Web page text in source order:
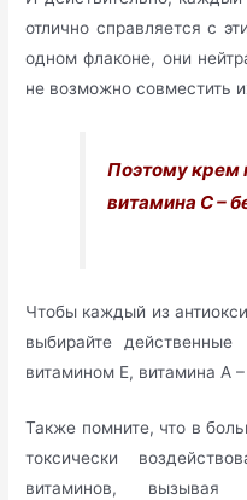
отлично справляется с
одном флаконе, они
не возможно совместить
Поэтомукрем
витамина С –
Чтобы каждый из
выбирайте
витамином Е, витамина А
Также помните, что в
токсически
витаминов, вызывая